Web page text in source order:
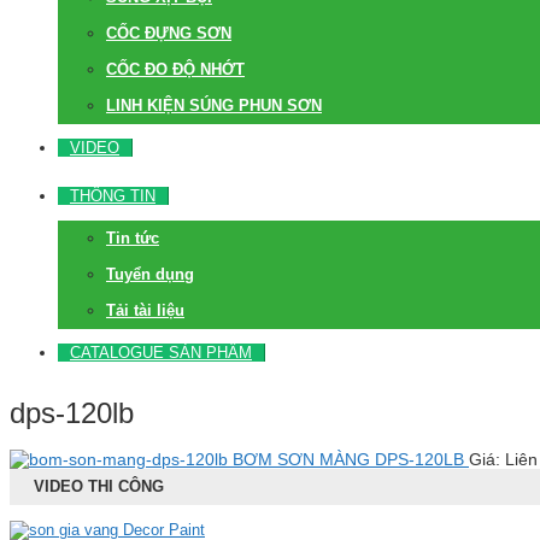
CỐC ĐỰNG SƠN
CỐC ĐO ĐỘ NHỚT
LINH KIỆN SÚNG PHUN SƠN
VIDEO
THÔNG TIN
Tin tức
Tuyển dụng
Tải tài liệu
CATALOGUE SẢN PHẨM
dps-120lb
BƠM SƠN MÀNG DPS-120LB Giá:
VIDEO THI CÔNG